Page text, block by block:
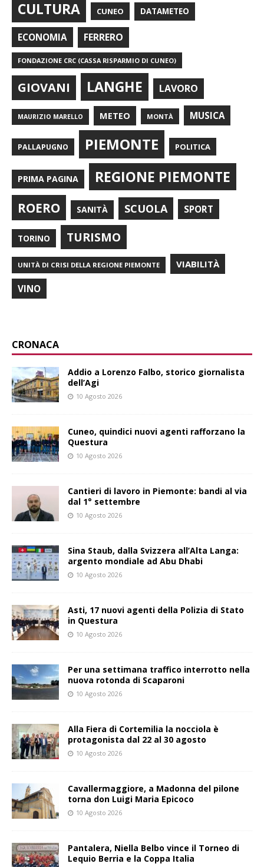
CULTURA CUNEO DATAMETEO
ECONOMIA FERRERO
FONDAZIONE CRC (CASSA RISPARMIO DI CUNEO)
GIOVANI LANGHE LAVORO
MAURIZIO MARELLO METEO MONTÀ MUSICA
PALLAPUGNO PIEMONTE POLITICA
PRIMA PAGINA REGIONE PIEMONTE
ROERO SANITÀ SCUOLA SPORT
TORINO TURISMO
UNITÀ DI CRISI DELLA REGIONE PIEMONTE VIABILITÀ
VINO
CRONACA
Addio a Lorenzo Falbo, storico giornalista
dell’Agi
10 Agosto 2026
Cuneo, quindici nuovi agenti rafforzano la
Questura
10 Agosto 2026
Cantieri di lavoro in Piemonte: bandi al via
dal 1° settembre
10 Agosto 2026
Sina Staub, dalla Svizzera all’Alta Langa:
argento mondiale ad Abu Dhabi
10 Agosto 2026
Asti, 17 nuovi agenti della Polizia di Stato
in Questura
10 Agosto 2026
Per una settimana traffico interrotto nella
nuova rotonda di Scaparoni
10 Agosto 2026
Alla Fiera di Cortemilia la nocciola è
protagonista dal 22 al 30 agosto
10 Agosto 2026
Cavallermaggiore, a Madonna del pilone
torna don Luigi Maria Epicoco
10 Agosto 2026
Pantalera, Niella Belbo vince il Torneo di
Lequio Berria e la Coppa Italia